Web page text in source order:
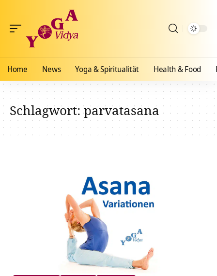
Home News Yoga & Spiritualität Health & Food
Schlagwort:parvatasana